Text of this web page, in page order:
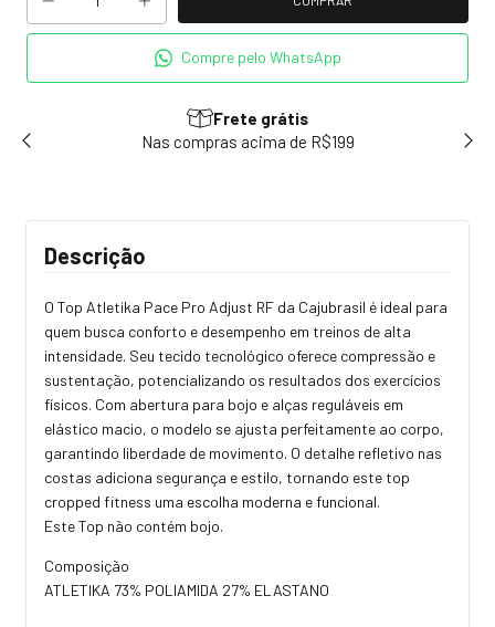
Compre pelo WhatsApp
Frete grátis
Nas compras acima de R$199
Descrição
O Top Atletika Pace Pro Adjust RF da Cajubrasil é ideal para
quem busca conforto e desempenho em treinos de alta
intensidade. Seu tecido tecnológico oferece compressão e
sustentação, potencializando os resultados dos exercícios
físicos. Com abertura para bojo e alças reguláveis em
elástico macio, o modelo se ajusta perfeitamente ao corpo,
garantindo liberdade de movimento. O detalhe refletivo nas
costas adiciona segurança e estilo, tornando este top
cropped fitness uma escolha moderna e funcional.
Este Top não contém bojo.
Composição
ATLETIKA 73% POLIAMIDA 27% ELASTANO